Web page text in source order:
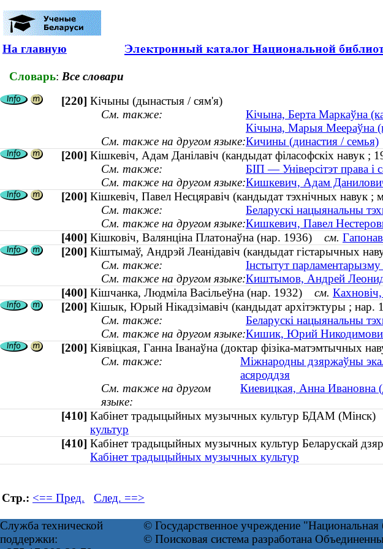
На главную
Словарь: Все словари
[220] Кічыны (дынастыя / сям'я)
См. также:
Кічына, Берта Маркаўна
Кічына, Марыя Меераўна
См. также на другом языке:Кичины (династия / семья)
[200] Кішкевіч, Адам Данілавіч (кандыдат філасофскіх навук ;
См. также:
БІП — Універсітэт права
См. также на другом языке:Кишкевич, Адам
[200] Кішкевіч, Павел Несцяравіч (кандыдат тэхнічных
См. также:
Беларускі нацыянальны
См. также на другом языке:Кишкевич, Павел
[400] Кішковіч, Валянціна Платонаўна (нар. 1936) см.
[200] Кіштымаў, Андрэй Леанідавіч (кандыдат гістарычных
См. также:
Інстытут
См. также на другом языке:Киштымов, Андрей
[400] Кішчанка, Людміла Васільеўна (нар. 1932) см.
[200] Кішык, Юрый Нікадзімавіч (кандыдат архітэктуры ; нар.
См. также:
Беларускі нацыянальны
См. также на другом языке:Кишик, Юрий
[200] Кіявіцкая, Ганна Іванаўна (доктар фізіка-матэмтычных
См. также:
Міжнародны дзяржаўны
асяроддзя
См. также на другом
языке:
Киевицкая, Анна Ивановна
[410] Кабінет традыцыйных музычных культур БДАМ (Мінск)
культур
[410] Кабінет традыцыйных музычных культур Беларускай
Кабінет традыцыйных музычных культур
Стр.: <== Пред. След. ==>
Служба технической
поддержки:
© Государственное учреждение
© Поисковая система разработана